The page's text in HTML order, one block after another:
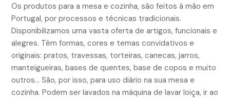
Os produtos para a mesa e cozinha, são feitos à mão em
Portugal, por processos e técnicas tradicionais.
Disponibilizamos uma vasta oferta de artigos, funcionais e
alegres. Têm formas, cores e temas convidativos e
originais: pratos, travessas, torteiras, canecas, jarros,
manteigueiras, bases de quentes, base de copos e muito
outros… São, por isso, para uso diário na sua mesa e
cozinha. Podem ser lavados na máquina de lavar loiça, ir ao